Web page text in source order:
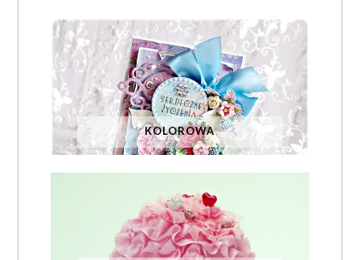
KOLOROWA